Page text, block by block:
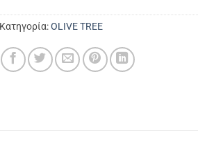
Κατηγορία:OLIVE TREE